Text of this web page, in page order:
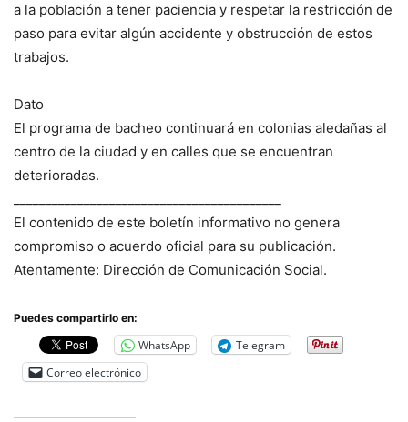
a la población a tener paciencia y respetar la restricción de
paso para evitar algún accidente y obstrucción de estos
trabajos.
Dato
El programa de bacheo continuará en colonias aledañas al
centro de la ciudad y en calles que se encuentran
deterioradas.
El contenido de este boletín informativo no genera
compromiso o acuerdo oficial para su publicación.
Atentamente: Dirección de Comunicación Social.
Puedes compartirlo en:
WhatsApp
Telegram
Correo electrónico